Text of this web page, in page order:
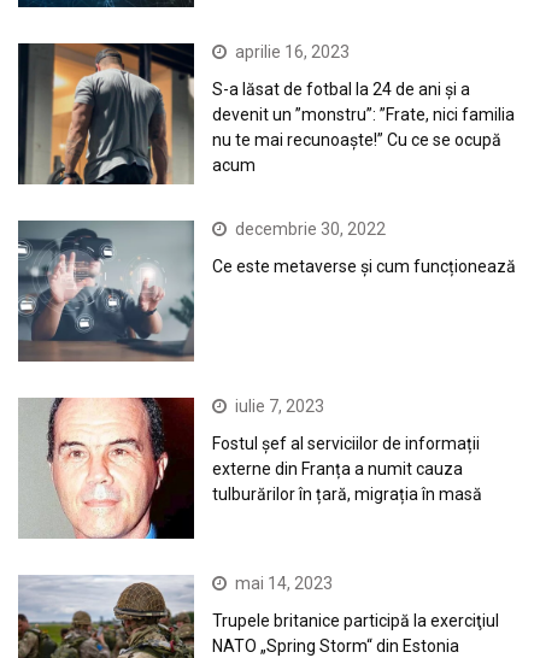
aprilie 16, 2023
S-a lăsat de fotbal la 24 de ani și a
devenit un ”monstru”: ”Frate, nici familia
nu te mai recunoaște!” Cu ce se ocupă
acum
decembrie 30, 2022
Ce este metaverse și cum funcționează
iulie 7, 2023
Fostul șef al serviciilor de informații
externe din Franța a numit cauza
tulburărilor în țară, migrația în masă
mai 14, 2023
Trupele britanice participă la exerciţiul
NATO „Spring Storm“ din Estonia